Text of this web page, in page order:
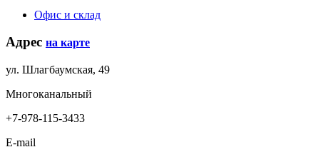
Офис и склад
Адрес на карте
ул. Шлагбаумская, 49
Многоканальный
+7-978-115-3433
E-mail